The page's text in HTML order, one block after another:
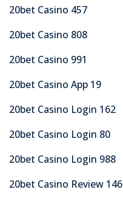
20bet Casino 457
20bet Casino 808
20bet Casino 991
20bet Casino App 19
20bet Casino Login 162
20bet Casino Login 80
20bet Casino Login 988
20bet Casino Review 146